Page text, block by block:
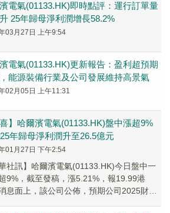
電氣(01133.HK)即時點評：運行訂單量
25年歸母淨利潤增長58.2%
03月27日 上午9:54
電氣(01133.HK)更新報告：盈利超預期
能源裝備行業及公司發展維持高景氣
02月05日 上午11:31
喜】哈爾濱電氣(01133.HK)盤中漲超9%
年歸母淨利潤升至26.5億元
01月27日 下午2:54
華社訊】哈爾濱電氣(01133.HK)今日盤中一
9%，截至發稿，漲5.21%，報19.99港
息面上，該公司公佈，預期公司2025財政